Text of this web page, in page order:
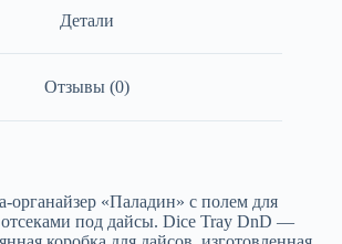
Детали
Отзывы (0)
органайзер «Паладин» с полем для
отсеками под дайсы. Dice Tray DnD —